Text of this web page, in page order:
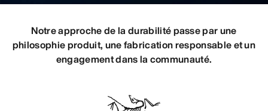
Notre approche de la durabilité passe par une
philosophie produit, une fabrication responsable et un
engagement dans la communauté.